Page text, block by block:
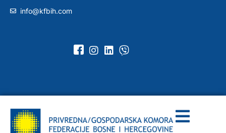
info@kfbih.com